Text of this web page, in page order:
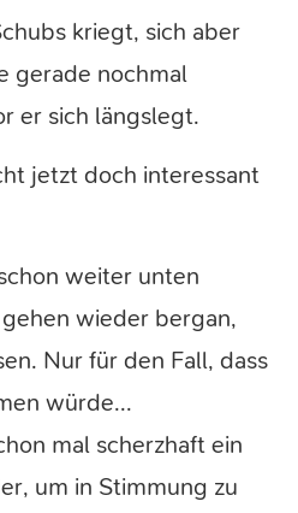
kriegt, sich aber
gerade nochmal
er sich längslegt.
jetzt doch interessant
weiter unten
wieder bergan,
Nur für den Fall, dass
würde...
mal scherzhaft ein
um in Stimmung zu